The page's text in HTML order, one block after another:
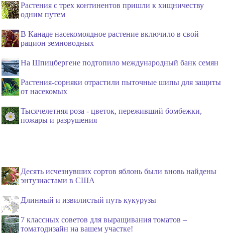
Растения с трех континентов пришли к хищничеству
одним путем
В Канаде насекомоядное растение включило в свой
рацион земноводных
На Шпицбергене подтопило международный банк семян
Растения-сорняки отрастили пыточные шипы для защиты
от насекомых
Тысячелетняя роза - цветок, переживший бомбежки,
пожары и разрушения
Десять исчезнувших сортов яблонь были вновь найдены
энтузиастами в США
Длинный и извилистый путь кукурузы
7 классных советов для выращивания томатов –
томатодизайн на вашем участке!